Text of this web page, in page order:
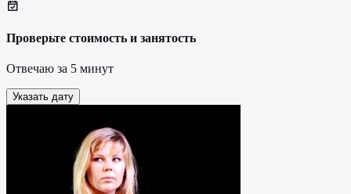
Проверьте стоимость и занятость
Отвечаю за 5 минут
Указать дату